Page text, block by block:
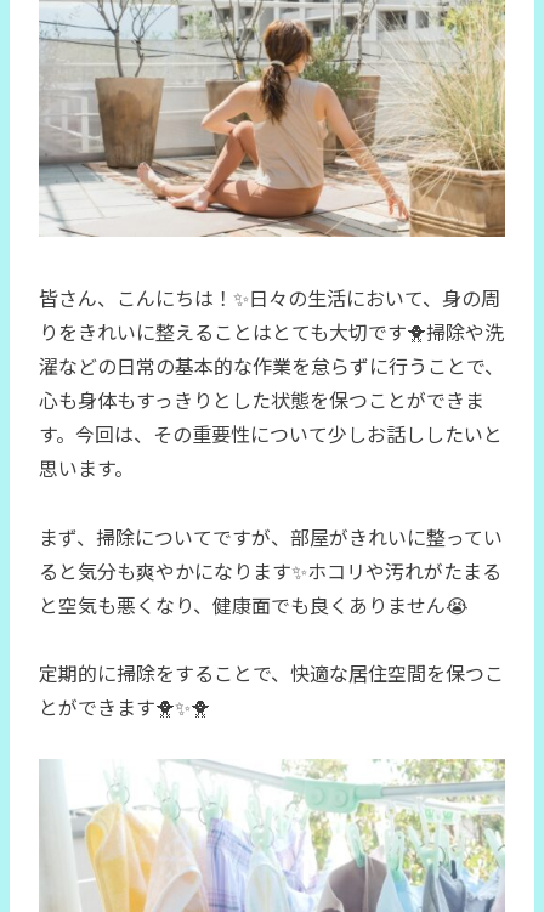
皆さん、こんにちは！✨日々の生活において、身の周
りをきれいに整えることはとても大切です🐥掃除や洗
濯などの日常の基本的な作業を怠らずに行うことで、
心も身体もすっきりとした状態を保つことができま
す。今回は、その重要性について少しお話ししたいと
思います。
まず、掃除についてですが、部屋がきれいに整ってい
ると気分も爽やかになります✨ホコリや汚れがたまる
と空気も悪くなり、健康面でも良くありません😭
定期的に掃除をすることで、快適な居住空間を保つこ
とができます🐥✨🐥